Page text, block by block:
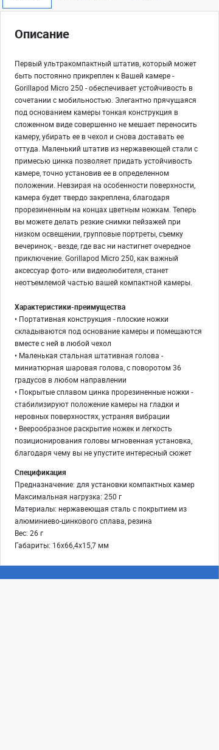
Описание
Первый ультракомпактный штатив, который может
быть постоянно прикреплен к Вашей камере -
Gorillapod Micro 250 - обеспечивает устойчивость в
сочетании с мобильностью. Элегантно прячущаяся
под основанием камеры тонкая конструкция в
сложенном виде совершенно не мешает переносить
камеру, убирать ее в чехол и снова доставать ее
оттуда. Маленький штатив из нержавеющей стали с
примесью цинка позволяет придать устойчивость
камере, точно установив ее в определенном
положении. Невзирая на особенности поверхности,
камера будет твердо закреплена, благодаря
прорезиненным на концах цветным ножкам. Теперь
вы можете делать резкие снимки пейзажей при
низком освещении, групповые портреты, съемку
вечеринок, - везде, где вас ни настигнет очередное
приключение. Gorillapod Micro 250, как важный
аксессуар фото- или видеолюбителя, станет
неотъемлемой частью вашей компактной камеры.
Характеристики-преимущества
• Портативная конструкция - плоские ножки
складываются под основание камеры и помещаются
вместе с ней в любой чехол
• Маленькая стальная штативная голова -
миниатюрная шаровая голова, с поворотом 36
градусов в любом направлении
• Покрытые сплавом цинка прорезиненные ножки -
стабилизируют положение камеры на гладки и
неровных поверхностях, устраняя вибрации
• Веерообразное раскрытие ножек и легкость
позиционирования головы мгновенная установка,
благодаря чему вы не упустите интересный сюжет
Спецификация
Предназначение: для установки компактных камер
Максимальная нагрузка: 250 г
Материалы: нержавеющая сталь с покрытием из
алюминиево-цинкового сплава, резина
Вес: 26 г
Габариты: 16х66,4х15,7 мм